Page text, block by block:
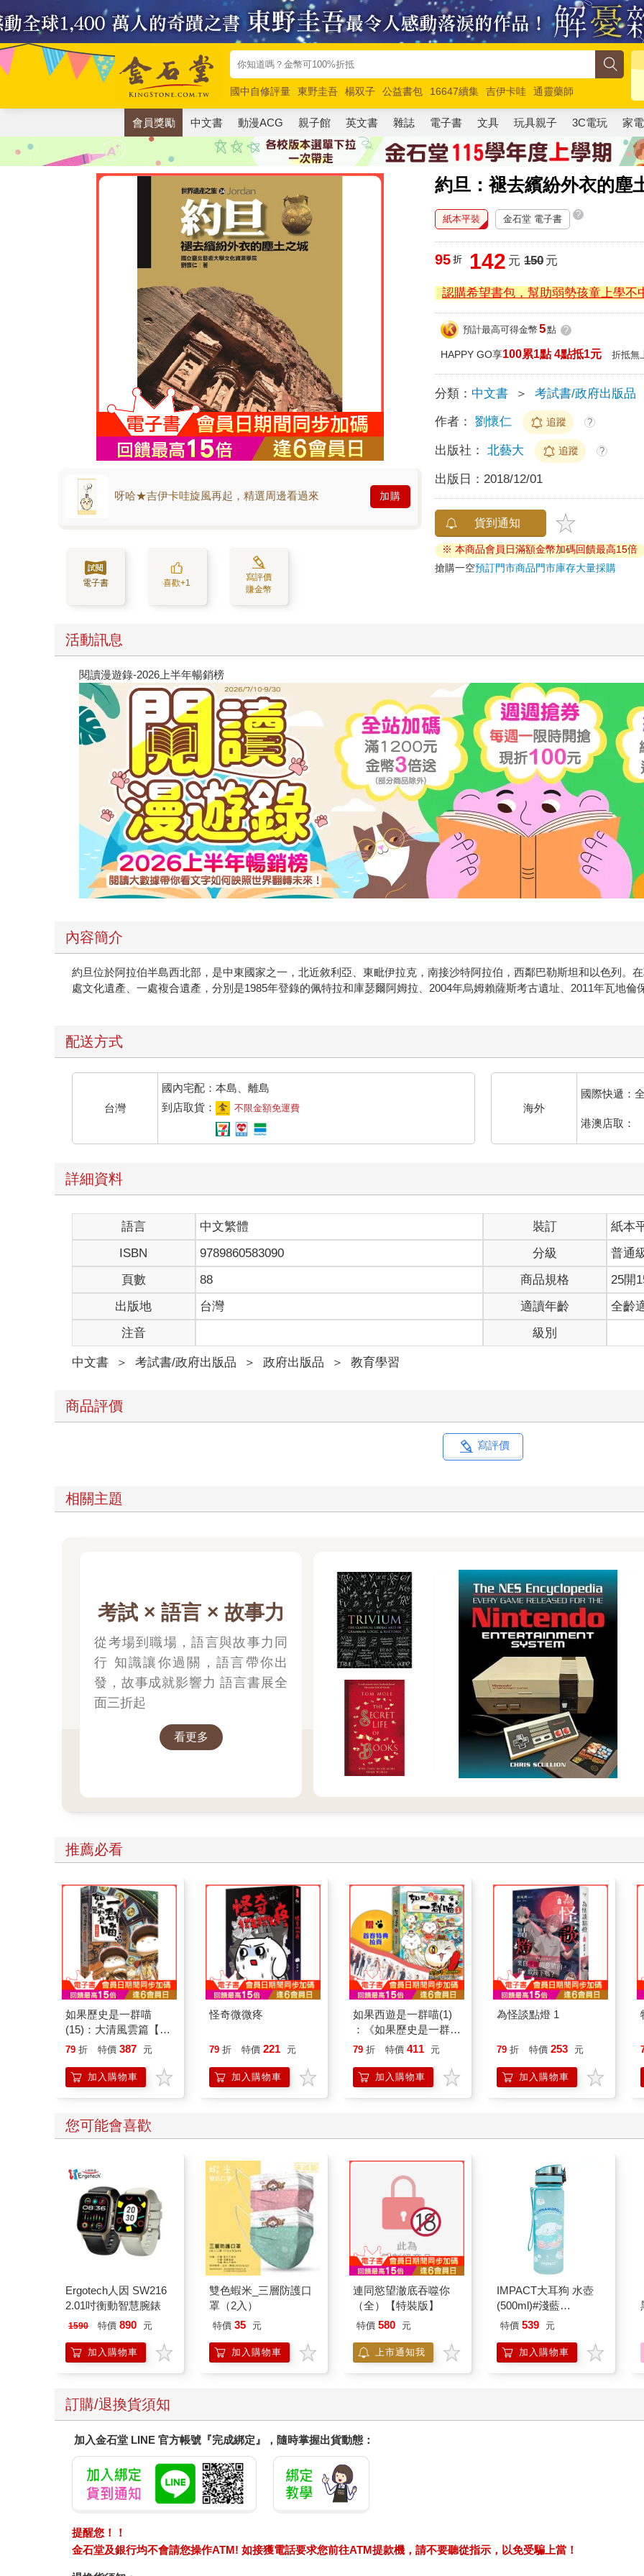
國中自修評量 東野圭吾 楊双子 公益書包 16647續集 吉伊卡哇
通靈藥師
唯紅花綻放
奧德賽 路邊攤新作 馬斯克 玩具總動員5 超慢跑
會員獎勵 中文書 動漫ACG 親子館 英文書 雜誌 電子書 文具 玩具親子 3C電玩 家電
約旦：褪去繽紛外衣的塵
呀哈★吉伊卡哇旋風再起，精選周邊看過來 加購
電子書 喜歡+1
寫評價
賺金幣
紙本平裝 金石堂 電子書 ?
95 折 142 元 150元
認購希望書包，幫助弱勢孩童上學不
預計最高可得金幣 5點 ?
HAPPY GO享100累1點 4點抵1元 折抵無
分類： 中文書 ＞ 考試書/政府出版品
作者： 劉懷仁 追蹤 ?
出版社： 北藝大 追蹤 ?
出版日： 2018/12/01
貨到通知
※ 本商品會員日滿額金幣加碼回饋最高15倍
搶購一空預訂門市商品門市庫存大量採購
活動訊息
閱讀漫遊錄-2026上半年暢銷榜
內容簡介
約旦位於阿拉伯半島西北部，是中東國家之一，北近敘利亞、東毗伊拉克，南接沙特阿拉伯，西鄰巴勒斯坦和以色列。
處文化遺產、一處複合遺產，分別是1985年登錄的佩特拉和庫瑟爾阿姆拉、2004年烏姆賴薩斯考古遺址、2011年瓦地
配送方式
台灣
國內宅配：本島、離島
到店取貨：
不限金額免運費 海外
國際快遞：
港澳店取：
詳細資料
語言 中文繁體 裝訂
紙本
ISBN
9789860583090 分級
普通
頁數
88 商品規格
25開
出版地
台灣 適讀年齡
全齡
注音
級別
中文書 ＞ 考試書/政府出版品 ＞ 政府出版品 ＞ 教育學習
商品評價
寫評價
相關主題
考試 × 語言 × 故事力
從考場到職場，語言與故事力同
行 知識讓你過關，語言帶你出
發，故事成就影響力 語言書展全
面三折起
看更多
推薦必看
如果歷史是一群喵
(15)：大清風雲篇【萌
貓漫畫學歷史】
79 折 特價 387 元
加入購物車
怪奇微微疼
79 折 特價 221 元
加入購物車
如果西遊是一群喵(1)
：《如果歷史是一群
喵》作者最新力作，附
79 折 特價 411 元
加入購物車
為怪談點燈 1
79 折 特價 253 元
加入購物車
您可能會喜歡
Ergotech人因 SW216
2.01吋衡動智慧腕錶
1590 特價 890 元
加入購物車
雙色蝦米_三層防護口
罩（2入）
特價 35 元
加入購物車
連同慾望澈底吞噬你
（全）【特裝版】
特價 580 元
上市通知我
IMPACT大耳狗 水壺
(500ml)#淺藍
IMCMB01LB
特價 539 元
加入購物車
訂購/退換貨須知
加入金石堂 LINE 官方帳號『完成綁定』，隨時掌握出貨動態：
提醒您！！
金石堂及銀行均不會請您操作ATM! 如接獲電話要求您前往ATM提款機，請不要聽從指示，以免受騙上當！